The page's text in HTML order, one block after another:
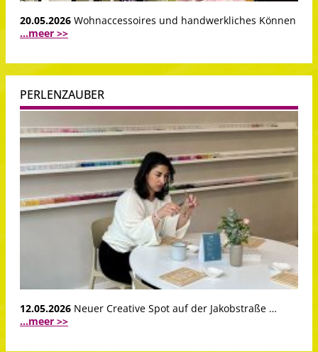
20.05.2026 Wohnaccessoires und handwerkliches Können
...meer >>
PERLENZAUBER
12.05.2026 Neuer Creative Spot auf der Jakobstraße …
...meer >>